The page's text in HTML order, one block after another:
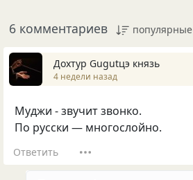
6 комментариев популярные
Дохтур Gugutцэ князь
4 недели назад
Муджи - звучит звонко.
По русски — многослойно.
Ответить